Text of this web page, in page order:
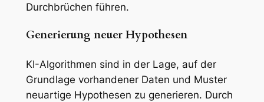
Durchbrüchen führen.
Generierung neuer Hypothesen
KI-Algorithmen sind in der Lage, auf der
Grundlage vorhandener Daten und Muster
neuartige Hypothesen zu generieren. Durch